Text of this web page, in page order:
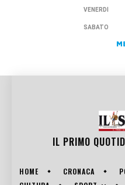
IL PRIMO
HOME CRONACA